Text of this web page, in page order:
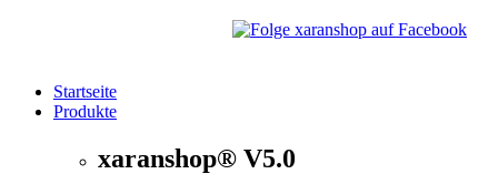
Startseite
Produkte
xaranshop® V5.0